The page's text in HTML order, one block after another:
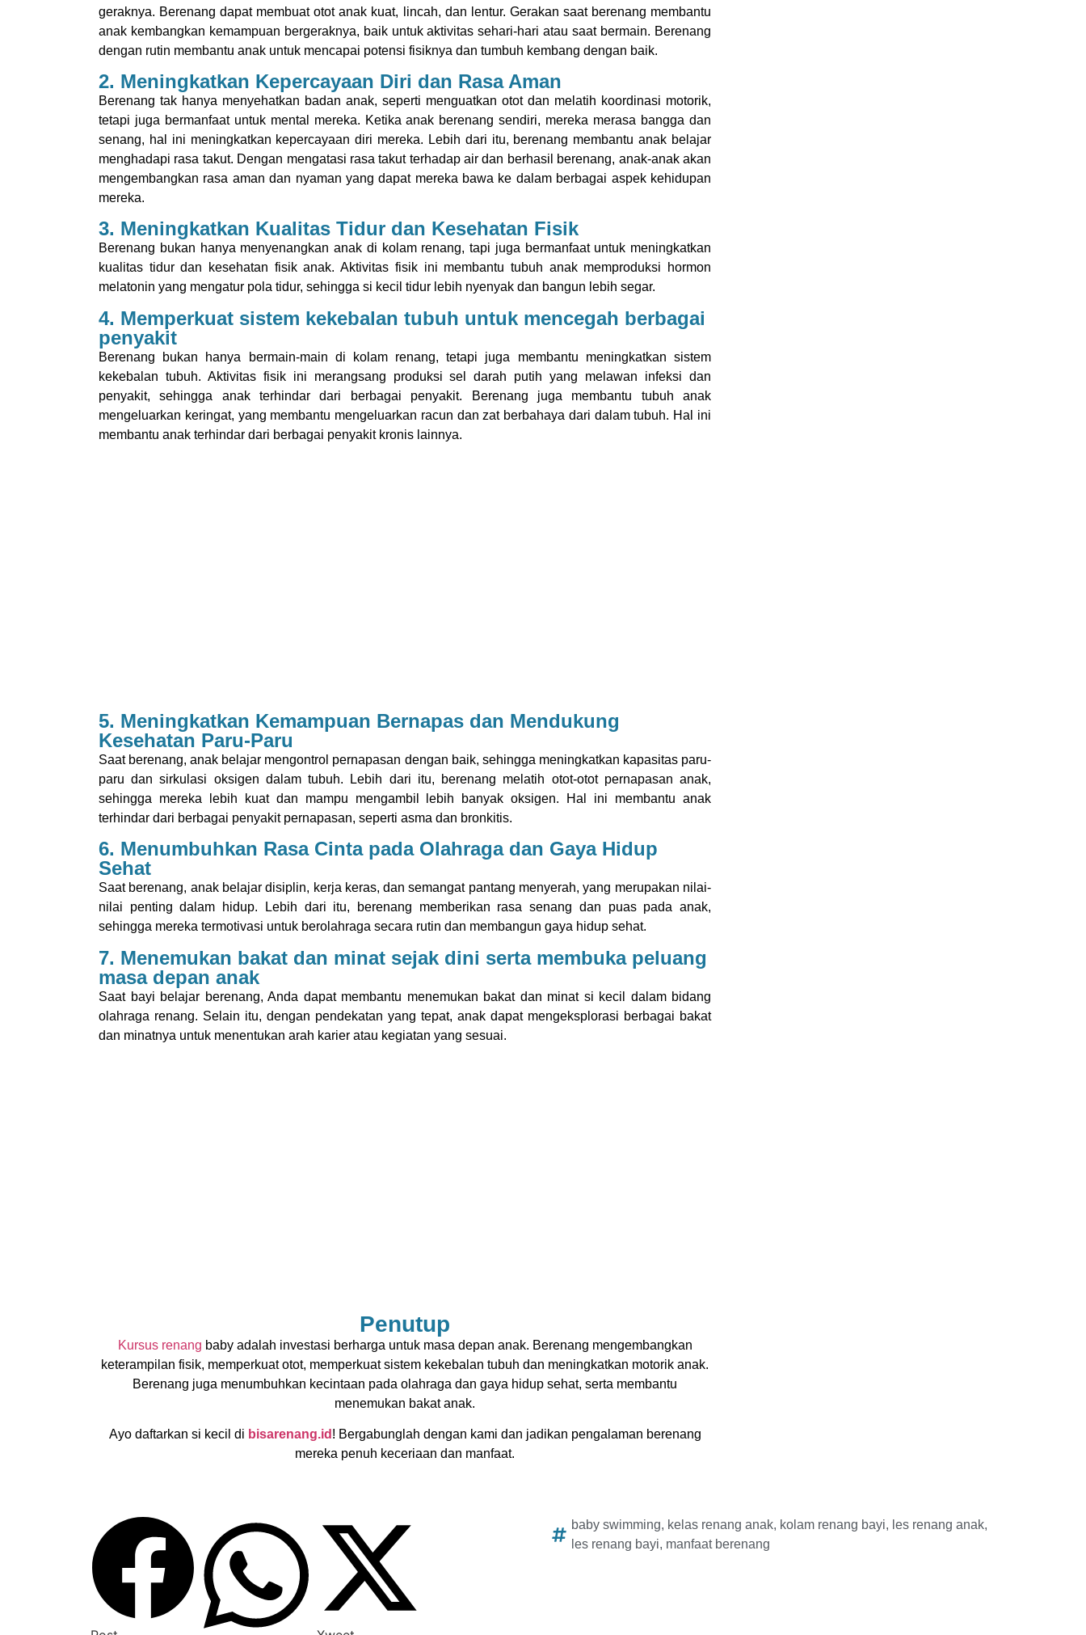
geraknya. Berenang dapat membuat otot anak kuat, lincah, dan lentur. Gerakan saat berenang membantu
anak kembangkan kemampuan bergeraknya, baik untuk aktivitas sehari-hari atau saat bermain. Berenang
dengan rutin membantu anak untuk mencapai potensi fisiknya dan tumbuh kembang dengan baik.
2. Meningkatkan Kepercayaan Diri dan Rasa Aman
Berenang tak hanya menyehatkan badan anak, seperti menguatkan otot dan melatih koordinasi motorik,
tetapi juga bermanfaat untuk mental mereka. Ketika anak berenang sendiri, mereka merasa bangga dan
senang, hal ini meningkatkan kepercayaan diri mereka. Lebih dari itu, berenang membantu anak belajar
menghadapi rasa takut. Dengan mengatasi rasa takut terhadap air dan berhasil berenang, anak-anak akan
mengembangkan rasa aman dan nyaman yang dapat mereka bawa ke dalam berbagai aspek kehidupan
mereka.
3. Meningkatkan Kualitas Tidur dan Kesehatan Fisik
Berenang bukan hanya menyenangkan anak di kolam renang, tapi juga bermanfaat untuk meningkatkan
kualitas tidur dan kesehatan fisik anak. Aktivitas fisik ini membantu tubuh anak memproduksi hormon
melatonin yang mengatur pola tidur, sehingga si kecil tidur lebih nyenyak dan bangun lebih segar.
4. Memperkuat sistem kekebalan tubuh untuk mencegah berbagai
penyakit
Berenang bukan hanya bermain-main di kolam renang, tetapi juga membantu meningkatkan sistem
kekebalan tubuh. Aktivitas fisik ini merangsang produksi sel darah putih yang melawan infeksi dan
penyakit, sehingga anak terhindar dari berbagai penyakit. Berenang juga membantu tubuh anak
mengeluarkan keringat, yang membantu mengeluarkan racun dan zat berbahaya dari dalam tubuh. Hal ini
membantu anak terhindar dari berbagai penyakit kronis lainnya.
5. Meningkatkan Kemampuan Bernapas dan Mendukung
Kesehatan Paru-Paru
Saat berenang, anak belajar mengontrol pernapasan dengan baik, sehingga meningkatkan kapasitas paru-
paru dan sirkulasi oksigen dalam tubuh. Lebih dari itu, berenang melatih otot-otot pernapasan anak,
sehingga mereka lebih kuat dan mampu mengambil lebih banyak oksigen. Hal ini membantu anak
terhindar dari berbagai penyakit pernapasan, seperti asma dan bronkitis.
6. Menumbuhkan Rasa Cinta pada Olahraga dan Gaya Hidup
Sehat
Saat berenang, anak belajar disiplin, kerja keras, dan semangat pantang menyerah, yang merupakan nilai-
nilai penting dalam hidup. Lebih dari itu, berenang memberikan rasa senang dan puas pada anak,
sehingga mereka termotivasi untuk berolahraga secara rutin dan membangun gaya hidup sehat.
7. Menemukan bakat dan minat sejak dini serta membuka peluang
masa depan anak
Saat bayi belajar berenang, Anda dapat membantu menemukan bakat dan minat si kecil dalam bidang
olahraga renang. Selain itu, dengan pendekatan yang tepat, anak dapat mengeksplorasi berbagai bakat
dan minatnya untuk menentukan arah karier atau kegiatan yang sesuai.
Penutup
Kursus renang baby adalah investasi berharga untuk masa depan anak. Berenang mengembangkan
keterampilan fisik, memperkuat otot, memperkuat sistem kekebalan tubuh dan meningkatkan motorik anak.
Berenang juga menumbuhkan kecintaan pada olahraga dan gaya hidup sehat, serta membantu
menemukan bakat anak.
Ayo daftarkan si kecil di bisarenang.id ! Bergabunglah dengan kami dan jadikan pengalaman berenang
mereka penuh keceriaan dan manfaat.
baby swimming, kelas renang anak, kolam renang bayi, les renang anak,
les renang bayi, manfaat berenang